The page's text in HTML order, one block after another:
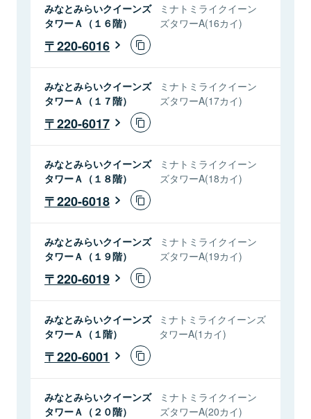
みなとみらいクイーンズ
タワーＡ（１６階）
ミナトミライクイーン
ズタワーA(16カイ)
220-6016
みなとみらいクイーンズ
タワーＡ（１７階）
ミナトミライクイーン
ズタワーA(17カイ)
220-6017
みなとみらいクイーンズ
タワーＡ（１８階）
ミナトミライクイーン
ズタワーA(18カイ)
220-6018
みなとみらいクイーンズ
タワーＡ（１９階）
ミナトミライクイーン
ズタワーA(19カイ)
220-6019
みなとみらいクイーンズ
タワーＡ（１階）
ミナトミライクイーンズ
タワーA(1カイ)
220-6001
みなとみらいクイーンズ
タワーＡ（２０階）
ミナトミライクイーン
ズタワーA(20カイ)